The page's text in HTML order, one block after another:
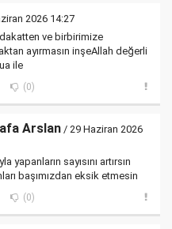
2026 14:27
ve birbirimize
ayırmasın inşeAllah değerli
ile
(0)
Arslan / 29 Haziran 2026
yapanların sayısını artırsın
başımızdan eksik etmesin
(0)